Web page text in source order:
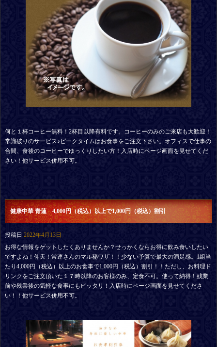
何と１杯コーヒー無料！2杯目以降有料です。コーヒーのみのご来店も大歓迎！
常識破りのサービス♪ピークタイムはお食事をご注文下さい。オフィスで仕事の
合間、食後のコーヒーでゆっくりしたい方！入店時にページ画面を見せてくだ
さい！他サービス併用不可。
健康中華 青蓮 4,000円（税込）以上で1,000円（税込）割引
投稿日 2022年4月13日
お得な情報をゲットしたくありませんか？せっかくならお得に飲み食いしたい
ですよね！仰天！常連さんのマル秘ワザ！！少ない予算で最大の満足感。1組当
たり4,000円（税込）以上のお食事で1,000円（税込）割引！！ただし、お料理ド
リンクをご注文頂いた１７時以降のお客様のみ、定食不可。使って納得！残業
前や残業後の気軽な食事にもピッタリ！入店時にページ画面を見せてくださ
い！！他サービス併用不可。